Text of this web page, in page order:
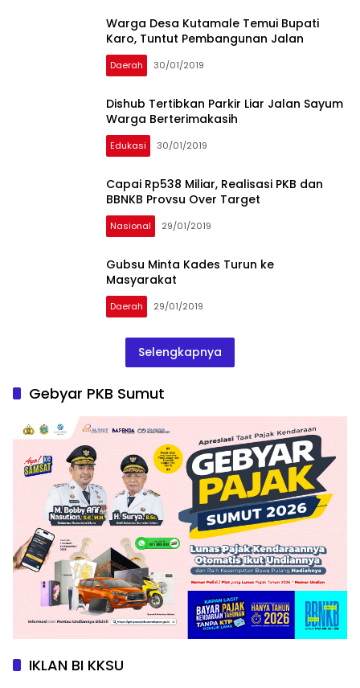
Warga Desa Kutamale Temui Bupati
Karo, Tuntut Pembangunan Jalan
Daerah 30/01/2019
Dishub Tertibkan Parkir Liar Jalan Sayum
Warga Berterimakasih
Edukasi 30/01/2019
Capai Rp538 Miliar, Realisasi PKB dan
BBNKB Provsu Over Target
Nasional 29/01/2019
Gubsu Minta Kades Turun ke
Masyarakat
Daerah 29/01/2019
Selengkapnya
Gebyar PKB Sumut
IKLAN BI KKSU